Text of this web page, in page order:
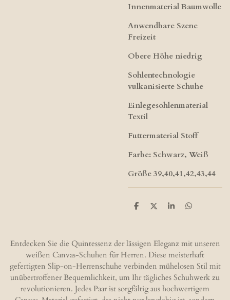
Innenmaterial Baumwolle
Anwendbare Szene
Freizeit
Obere Höhe niedrig
Sohlentechnologie
vulkanisierte Schuhe
Einlegesohlenmaterial
Textil
Futtermaterial Stoff
Farbe: Schwarz, Weiß
Größe 39,40,41,42,43,44
T
e
n
T
e
n
T
n
T
e
n
Entdecken Sie die Quintessenz der lässigen Eleganz mit unseren
weißen Canvas-Schuhen für Herren. Diese meisterhaft
gefertigten Slip-on-Herrenschuhe verbinden mühelosen Stil mit
unübertroffener Bequemlichkeit, um Ihr tägliches Schuhwerk zu
revolutionieren. Jedes Paar ist sorgfältig aus hochwertigem